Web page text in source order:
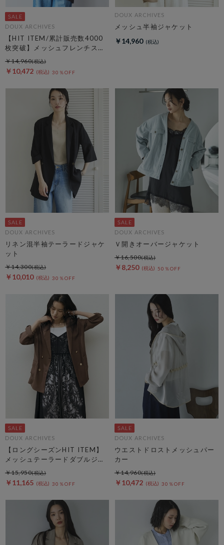
DOUX ARCHIVES
【HIT ITEM/累計販売数4000
枚突破】メッシュフレンチスリ
ーブジャケット／
￥10,472 30％OFF
￥14,960
DOUX ARCHIVES
メッシュ半袖ジャケット
￥14,960
DOUX ARCHIVES
リネン混半袖テーラードジャケ
ット
￥10,010 30％OFF
￥14,300
DOUX ARCHIVES
Ｖ開きオーバージャケット
￥8,250 50％OFF
￥16,500
DOUX ARCHIVES
【ロングシーズンHIT ITEM】
メッシュテーラードダブルジャ
ケット
￥11,165 30％OFF
￥15,950
DOUX ARCHIVES
ウエストドロストメッシュパー
カー
￥10,472 30％OFF
￥14,960